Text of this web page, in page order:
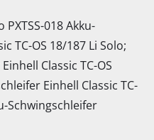
018 Akku-
TC-OS 18/187 Li Solo;
Classic TC-OS
Einhell Classic TC-
Schwingschleifer